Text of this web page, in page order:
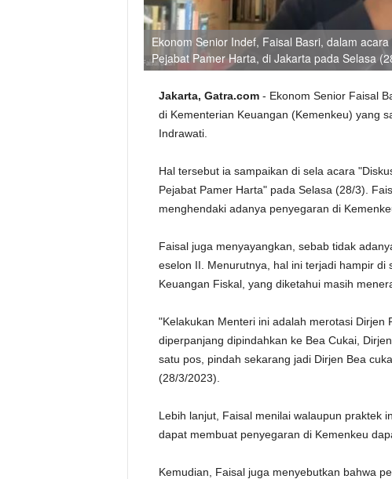
Ekonom Senior Indef, Faisal Basri, dalam
Pejabat Pamer Harta, di Jakarta pada Selasa
Jakarta, Gatra.com- Ekonom Senior Faisal
di Kementerian Keuangan (Kemenkeu) yang
Indrawati.
Hal tersebut ia sampaikan di sela acara
Pejabat Pamer Harta" pada Selasa (28/3).
menghendaki adanya penyegaran di
Faisal juga menyayangkan, sebab tidak
eselon II. Menurutnya, hal ini terjadi hampir
Keuangan Fiskal, yang diketahui masih
"Kelakukan Menteri ini adalah merotasi Dirjen
diperpanjang dipindahkan ke Bea Cukai,
satu pos, pindah sekarang jadi Dirjen Bea
(28/3/2023).
Lebih lanjut, Faisal menilai walaupun praktek
dapat membuat penyegaran di Kemenkeu
Kemudian, Faisal juga menyebutkan bahwa